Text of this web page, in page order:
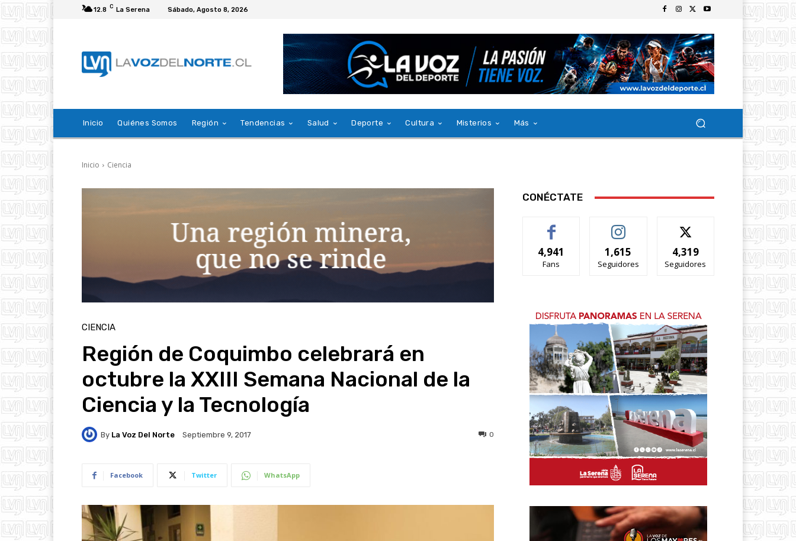
12.8 C La Serena Sábado, Agosto 8, 2026
Inicio Quiénes Somos Región Tendencias Salud Deporte Cultura Misterios Más
Inicio Ciencia
CIENCIA
Región de Coquimbo celebrará en
octubre la XXIII Semana Nacional de la
Ciencia y la Tecnología
By La Voz Del Norte Septiembre 9, 2017 0
Facebook Twitter WhatsApp
CONÉCTATE
4,941
Fans
1,615
Seguidores
4,319
Seguidores